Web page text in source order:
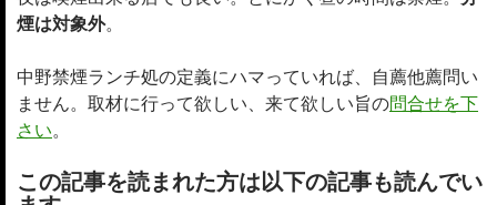
煙は対象外。
中野禁煙ランチ処の定義にハマっていれば、自薦他薦問い
ません。取材に行って欲しい、来て欲しい旨の問合せを下
さい。
この記事を読まれた方は以下の記事も読んでい